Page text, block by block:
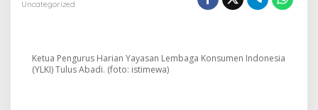
L
K
Uncategorized
Ketua Pengurus Harian Yayasan Lembaga Konsumen Indonesia
(YLKI) Tulus Abadi. (foto: istimewa)